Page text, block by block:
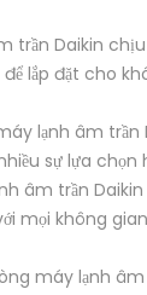
trần Daikin
lắp đặt cho
lạnh âm trần
sự lựa chọn
âm trần
mọi không
máy lạnh